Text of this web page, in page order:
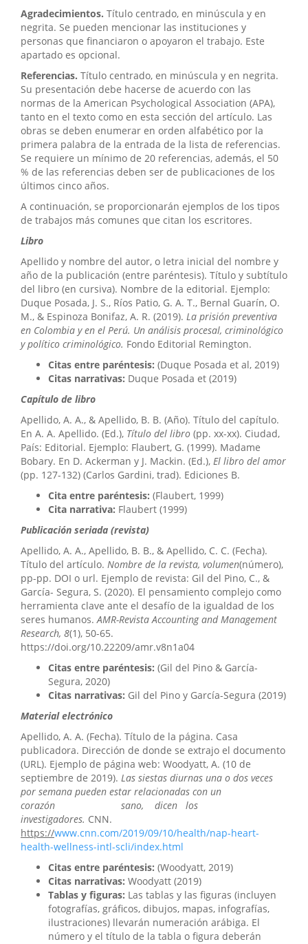
Agradecimientos. Título centrado, en minúscula y en
negrita. Se pueden mencionar las instituciones y
personas que financiaron o apoyaron el trabajo. Este
apartado es opcional.
Referencias. Título centrado, en minúscula y en negrita.
Su presentación debe hacerse de acuerdo con las
normas de la American Psychological Association (APA),
tanto en el texto como en esta sección del artículo. Las
obras se deben enumerar en orden alfabético por la
primera palabra de la entrada de la lista de referencias.
Se requiere un mínimo de 20 referencias, además, el 50
% de las referencias deben ser de publicaciones de los
últimos cinco años.
A continuación, se proporcionarán ejemplos de los tipos
de trabajos más comunes que citan los escritores.
Libro
Apellido y nombre del autor, o letra inicial del nombre y
año de la publicación (entre paréntesis). Título y subtítulo
del libro (en cursiva). Nombre de la editorial. Ejemplo:
Duque Posada, J. S., Ríos Patio, G. A. T., Bernal Guarín, O.
M., & Espinoza Bonifaz, A. R. (2019). La prisión preventiva
en Colombia y en el Perú. Un análisis procesal, criminológico
y político criminológico. Fondo Editorial Remington.
Citas entre paréntesis: (Duque Posada et al, 2019)
Citas narrativas: Duque Posada et (2019)
Capítulo de libro
Apellido, A. A., & Apellido, B. B. (Año). Título del capítulo.
En A. A. Apellido. (Ed.), Título del libro (pp. xx-xx). Ciudad,
País: Editorial. Ejemplo: Flaubert, G. (1999). Madame
Bobary. En D. Ackerman y J. Mackin. (Ed.), El libro del amor
(pp. 127-132) (Carlos Gardini, trad). Ediciones B.
Cita entre paréntesis: (Flaubert, 1999)
Cita narrativa: Flaubert (1999)
Publicación seriada (revista)
Apellido, A. A., Apellido, B. B., & Apellido, C. C. (Fecha).
Título del artículo. Nombre de la revista, volumen(número),
pp-pp. DOI o url. Ejemplo de revista: Gil del Pino, C., &
García- Segura, S. (2020). El pensamiento complejo como
herramienta clave ante el desafío de la igualdad de los
seres humanos.AMR-Revista Accounting and Management
Research, 8(1), 50-65.
https://doi.org/10.22209/amr.v8n1a04
Citas entre paréntesis: (Gil del Pino & García-
Segura, 2020)
Citas narrativas: Gil del Pino y García-Segura (2019)
Material electrónico
Apellido, A. A. (Fecha). Título de la página. Casa
publicadora. Dirección de donde se extrajo el documento
(URL). Ejemplo de página web: Woodyatt, A. (10 de
septiembre de 2019). Las siestas diurnas una o dos veces
por semana pueden estar relacionadas con un
corazón sano, dicen los
investigadores. CNN.
https://www.cnn.com/2019/09/10/health/nap-heart-
health-wellness-intl-scli/index.html
Citas entre paréntesis: (Woodyatt, 2019)
Citas narrativas: Woodyatt (2019)
Tablas y figuras: Las tablas y las figuras (incluyen
fotografías, gráficos, dibujos, mapas, infografías,
ilustraciones) llevarán numeración arábiga. El
número y el título de la tabla o figura deberán